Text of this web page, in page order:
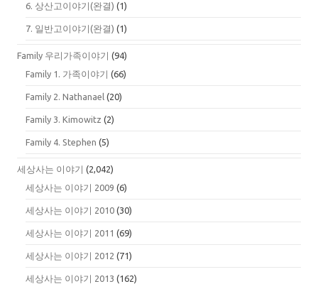
6. 상산고이야기(완결) (1)
7. 일반고이야기(완결) (1)
Family 우리가족이야기 (94)
Family 1. 가족이야기 (66)
Family 2. Nathanael (20)
Family 3. Kimowitz (2)
Family 4. Stephen (5)
세상사는 이야기 (2,042)
세상사는 이야기 2009 (6)
세상사는 이야기 2010 (30)
세상사는 이야기 2011 (69)
세상사는 이야기 2012 (71)
세상사는 이야기 2013 (162)